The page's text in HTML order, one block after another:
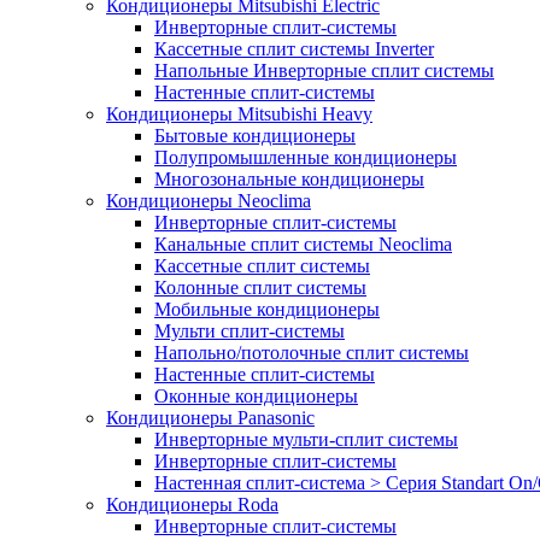
Кондиционеры Mitsubishi Electric
Инверторные сплит-системы
Кассетные сплит системы Inverter
Напольные Инверторные сплит системы
Настенные сплит-системы
Кондиционеры Mitsubishi Heavy
Бытовые кондиционеры
Полупромышленные кондиционеры
Многозональные кондиционеры
Кондиционеры Neoclima
Инверторные сплит-системы
Канальные сплит системы Neoclima
Кассетные сплит системы
Колонные сплит системы
Мобильные кондиционеры
Мульти сплит-системы
Напольно/потолочные сплит системы
Настенные сплит-системы
Оконные кондиционеры
Кондиционеры Panasonic
Инверторные мульти-сплит системы
Инверторные сплит-системы
Настенная сплит-система > Серия Standart
Кондиционеры Roda
Инверторные сплит-системы